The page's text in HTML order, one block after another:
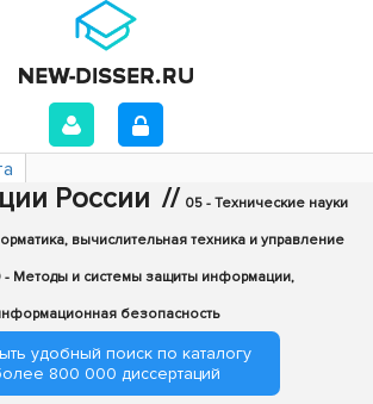
России // 05 - Технические науки
вычислительная техника и управление
- Методы и системы защиты информации,
безопасность
удобный поиск по каталогу
800 000 диссертаций